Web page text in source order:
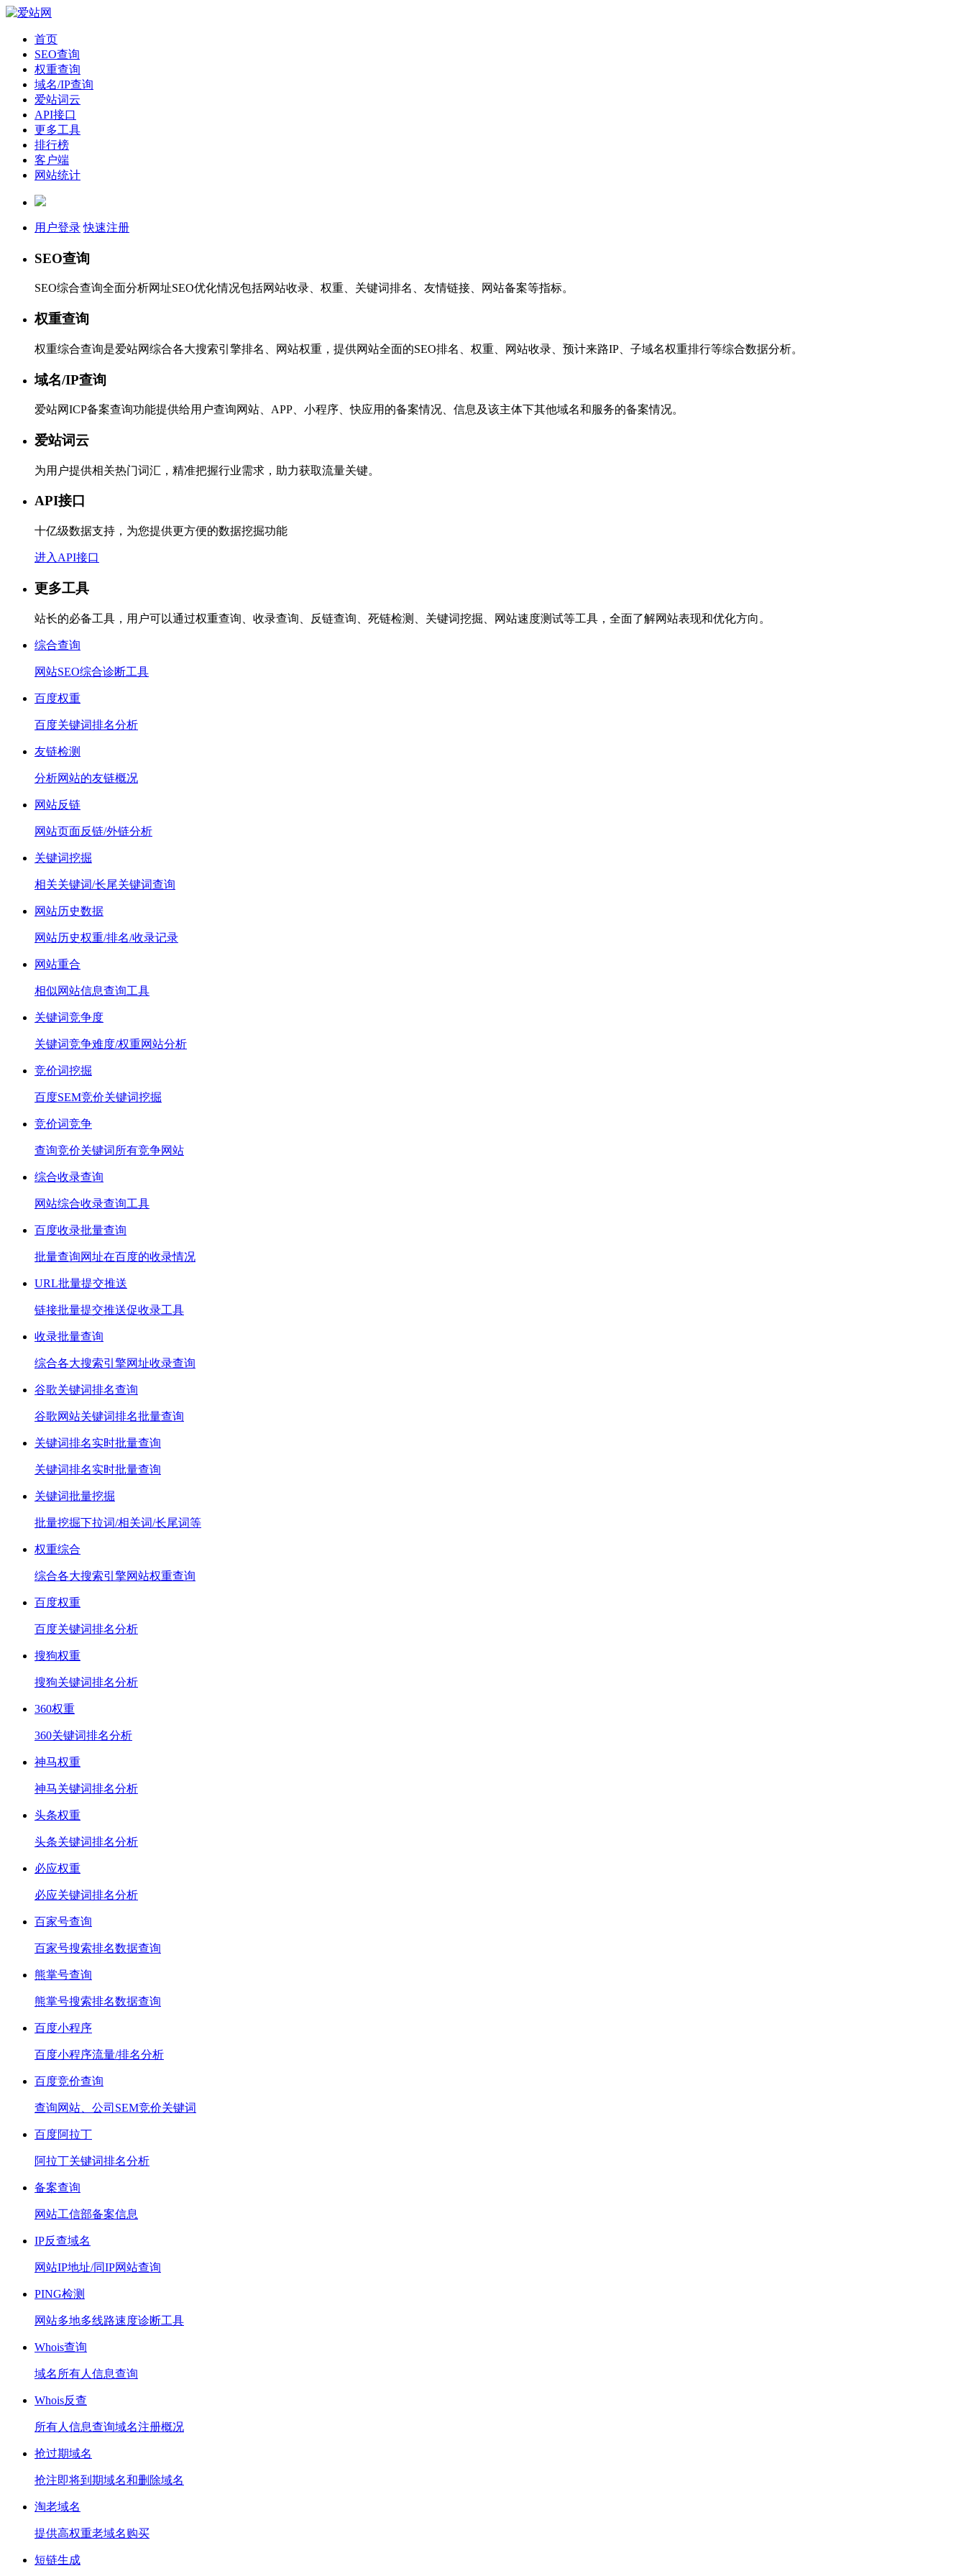
首页
SEO查询
权重查询
域名/IP查询
爱站词云
API接口
更多工具
排行榜
客户端
网站统计
用户登录 快速注册
SEO查询
SEO综合查询全面分析网址SEO优化情况包括网站收录、权重、关键词排名、友情链接、网站备案等指标。
权重查询
权重综合查询是爱站网综合各大搜索引擎排名、网站权重，提供网站全面的SEO排名、权重、网站收录、预计来路IP、子域名权重排行等综合数据分析。
域名/IP查询
爱站网ICP备案查询功能提供给用户查询网站、APP、小程序、快应用的备案情况、信息及该主体下其他域名和服务的备案情况。
爱站词云
为用户提供相关热门词汇，精准把握行业需求，助力获取流量关键。
API接口
十亿级数据支持，为您提供更方便的数据挖掘功能
进入API接口
更多工具
站长的必备工具，用户可以通过权重查询、收录查询、反链查询、死链检测、关键词挖掘、网站速度测试等工具，全面了解网站表现和优化方向。
综合查询
网站SEO综合诊断工具
百度权重
百度关键词排名分析
友链检测
分析网站的友链概况
网站反链
网站页面反链/外链分析
关键词挖掘
相关关键词/长尾关键词查询
网站历史数据
网站历史权重/排名/收录记录
网站重合
相似网站信息查询工具
关键词竞争度
关键词竞争难度/权重网站分析
竞价词挖掘
百度SEM竞价关键词挖掘
竞价词竞争
查询竞价关键词所有竞争网站
综合收录查询
网站综合收录查询工具
百度收录批量查询
批量查询网址在百度的收录情况
URL批量提交推送
链接批量提交推送促收录工具
收录批量查询
综合各大搜索引擎网址收录查询
谷歌关键词排名查询
谷歌网站关键词排名批量查询
关键词排名实时批量查询
关键词排名实时批量查询
关键词批量挖掘
批量挖掘下拉词/相关词/长尾词等
权重综合
综合各大搜索引擎网站权重查询
百度权重
百度关键词排名分析
搜狗权重
搜狗关键词排名分析
360权重
360关键词排名分析
神马权重
神马关键词排名分析
头条权重
头条关键词排名分析
必应权重
必应关键词排名分析
百家号查询
百家号搜索排名数据查询
熊掌号查询
熊掌号搜索排名数据查询
百度小程序
百度小程序流量/排名分析
百度竞价查询
查询网站、公司SEM竞价关键词
百度阿拉丁
阿拉丁关键词排名分析
备案查询
网站工信部备案信息
IP反查域名
网站IP地址/同IP网站查询
PING检测
网站多地多线路速度诊断工具
Whois查询
域名所有人信息查询
Whois反查
所有人信息查询域名注册概况
抢过期域名
抢注即将到期域名和删除域名
淘老域名
提供高权重老域名购买
短链生成